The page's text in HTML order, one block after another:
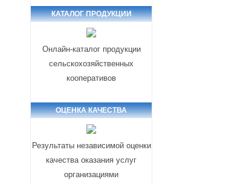
КАТАЛОГ ПРОДУКЦИИ
Онлайн-каталог продукции
сельскохозяйственных
кооперативов
ОЦЕНКА КАЧЕСТВА
Результаты независимой оценки
качества оказания услуг
организациями